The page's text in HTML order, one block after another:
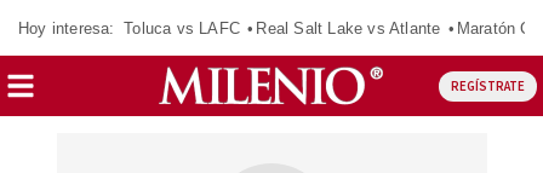
Hoy interesa: Toluca vs LAFC Real Salt Lake vs Atlante Maratón
REGÍSTRATE